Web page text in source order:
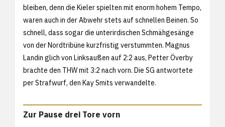
bleiben, denn die Kieler spielten mit enorm hohem Tempo,
waren auch in der Abwehr stets auf schnellen Beinen. So
schnell, dass sogar die unterirdischen Schmähgesänge
von der Nordtribüne kurzfristig verstummten. Magnus
Landin glich von Linksaußen auf 2:2 aus, Petter Överby
brachte den THW mit 3:2 nach vorn. Die SG antwortete
per Strafwurf, den Kay Smits verwandelte.
Zur Pause drei Tore vorn